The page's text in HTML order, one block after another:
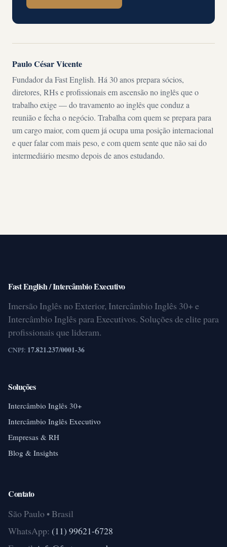
Paulo César Vicente
Fundador da Fast English. Há 30 anos prepara sócios,
diretores, RHs e profissionais em ascensão no inglês que o
trabalho exige — do travamento ao inglês que conduz a
reunião e fecha o negócio. Trabalha com quem se prepara para
um cargo maior, com quem já ocupa uma posição internacional
e quer falar com mais peso, e com quem sente que não sai do
intermediário mesmo depois de anos estudando.
Fast English / Intercâmbio Executivo
Imersão Inglês no Exterior, Intercâmbio Inglês 30+ e
Intercâmbio Inglês para Executivos. Soluções de elite para
profissionais que lideram.
CNPJ: 17.821.237/0001-36
Soluções
Intercâmbio Inglês 30+
Intercâmbio Inglês Executivo
Empresas & RH
Blog & Insights
Contato
São Paulo • Brasil
WhatsApp: (11) 99621-6728